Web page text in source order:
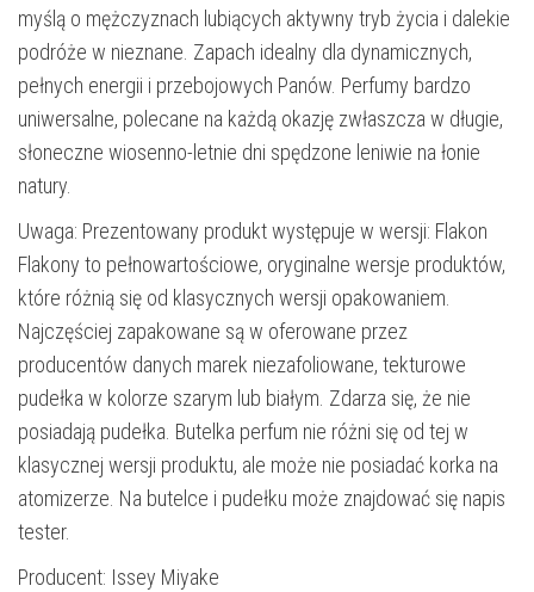
myślą o mężczyznach lubiących aktywny tryb życia i dalekie
podróże w nieznane. Zapach idealny dla dynamicznych,
pełnych energii i przebojowych Panów. Perfumy bardzo
uniwersalne, polecane na każdą okazję zwłaszcza w długie,
słoneczne wiosenno-letnie dni spędzone leniwie na łonie
natury.
Uwaga: Prezentowany produkt występuje w wersji: Flakon
Flakony to pełnowartościowe, oryginalne wersje produktów,
które różnią się od klasycznych wersji opakowaniem.
Najczęściej zapakowane są w oferowane przez
producentów danych marek niezafoliowane, tekturowe
pudełka w kolorze szarym lub białym. Zdarza się, że nie
posiadają pudełka. Butelka perfum nie różni się od tej w
klasycznej wersji produktu, ale może nie posiadać korka na
atomizerze. Na butelce i pudełku może znajdować się napis
tester.
Producent: Issey Miyake